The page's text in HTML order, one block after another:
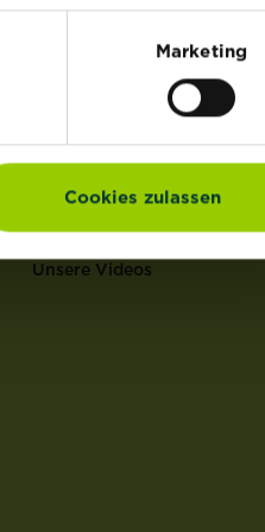
Marketing
Cookies zulassen
Anzucht & Pflege
Erden Rechner
Mulch Rechner
Rasen Coach
Unsere Videos